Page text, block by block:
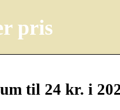
pris
til 24 kr. i